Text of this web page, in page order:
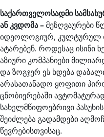
საქართველოსადმი
ან კვდომა –მეზღვაურები
იდეოლოგიურ, კულტურულ
ატარებენ. როდესაც ისინი
აზიური კომპანიები
და ზოგჯერ ეს ხდება
არასათანადო ყოფითი
ცნობიერებაში
სახელმწიფოებრივი
შეიძლება გადამდები
წევრებისთვისაც.